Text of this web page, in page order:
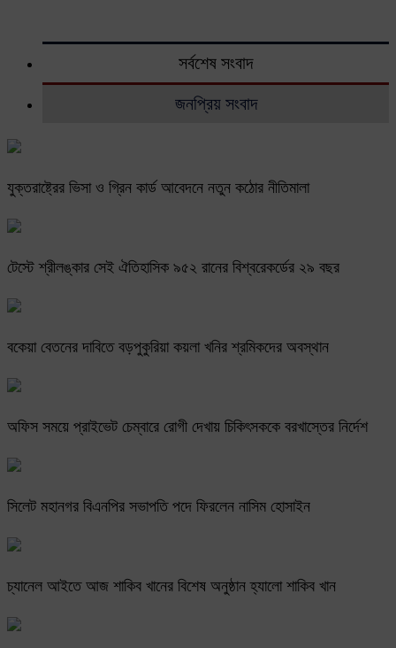
সর্বশেষ সংবাদ
জনপ্রিয় সংবাদ
যুক্তরাষ্ট্রের ভিসা ও গ্রিন কার্ড আবেদনে নতুন কঠোর নীতিমালা
টেস্টে শ্রীলঙ্কার সেই ঐতিহাসিক ৯৫২ রানের বিশ্বরেকর্ডের ২৯ বছর
বকেয়া বেতনের দাবিতে বড়পুকুরিয়া কয়লা খনির শ্রমিকদের অবস্থান
অফিস সময়ে প্রাইভেট চেম্বারে রোগী দেখায় চিকিৎসককে বরখাস্তের নির্দেশ
সিলেট মহানগর বিএনপির সভাপতি পদে ফিরলেন নাসিম হোসাইন
চ্যানেল আইতে আজ শাকিব খানের বিশেষ অনুষ্ঠান হ্যালো শাকিব খান